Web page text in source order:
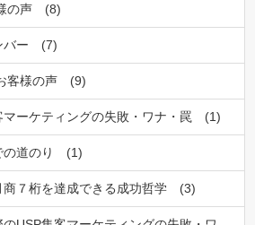
の声 (8)
バー (7)
客様の声 (9)
マーケティングの失敗・ワナ・罠 (1)
道のり (1)
７桁を達成できる成功哲学 (3)